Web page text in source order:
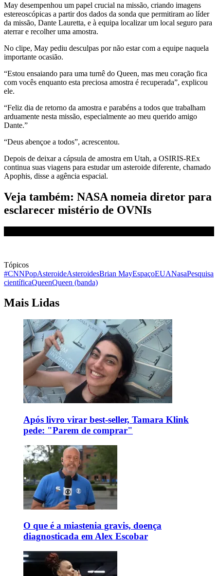
May desempenhou um papel crucial na missão, criando imagens
estereoscópicas a partir dos dados da sonda que permitiram ao líder
da missão, Dante Lauretta, e à equipa localizar um local seguro para
aterrar e recolher uma amostra.
No clipe, May pediu desculpas por não estar com a equipe naquela
importante ocasião.
“Estou ensaiando para uma turnê do Queen, mas meu coração fica
com vocês enquanto esta preciosa amostra é recuperada”, explicou
ele.
“Feliz dia de retorno da amostra e parabéns a todos que trabalham
arduamente nesta missão, especialmente ao meu querido amigo
Dante.”
“Deus abençoe a todos”, acrescentou.
Depois de deixar a cápsula de amostra em Utah, a OSIRIS-REx
continua suas viagens para estudar um asteroide diferente, chamado
Apophis, disse a agência espacial.
Veja também: NASA nomeia diretor para
esclarecer mistério de OVNIs
Tópicos
#CNNPopAsteroideAsteroidesBrian MayEspaçoEUANasaPesquisa
científicaQueenQueen (banda)
Mais Lidas
Após livro virar best-seller, Tamara Klink
pede: "Parem de comprar"
O que é a miastenia gravis, doença
diagnosticada em Alex Escobar